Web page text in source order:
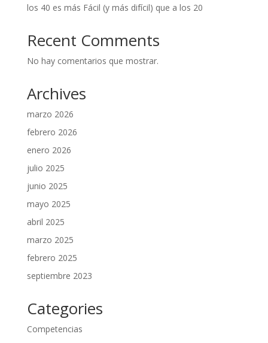
los 40 es más Fácil (y más difícil) que a los 20
Recent Comments
No hay comentarios que mostrar.
Archives
marzo 2026
febrero 2026
enero 2026
julio 2025
junio 2025
mayo 2025
abril 2025
marzo 2025
febrero 2025
septiembre 2023
Categories
Competencias